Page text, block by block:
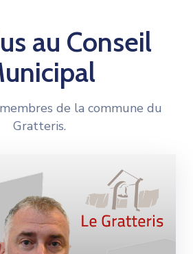
au Conseil
de la commune du
Gratteris.